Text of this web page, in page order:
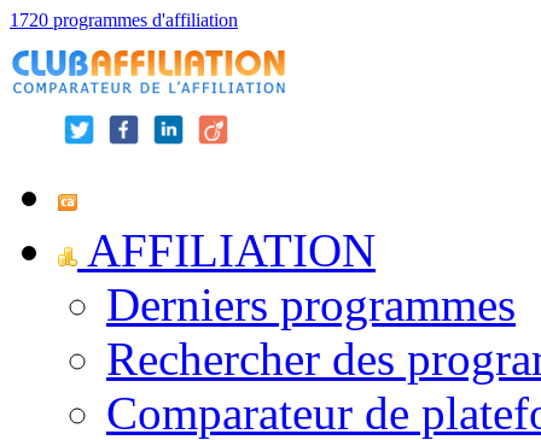
1720 programmes d'affiliation
AFFILIATION
Derniers programmes
Rechercher des
Comparateur de